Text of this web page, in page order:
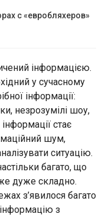
с «евробляхеров»
інформацією.
у сучасному
інформації:
незрозумілі шоу,
стає
шум,
ситуацію.
багато, що
дуже складно.
з’явилося багато
з